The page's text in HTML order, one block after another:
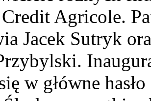
Agricole.
Jacek Sutryk
w główne